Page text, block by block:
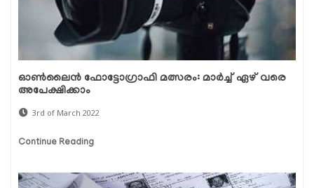
ഓൺലൈൻ ഫോട്ടോഗ്രാഫി മത്സരം: മാർച്ച് ഏഴ് വരെ
അപേക്ഷിക്കാം
3rd of March 2022
Continue Reading